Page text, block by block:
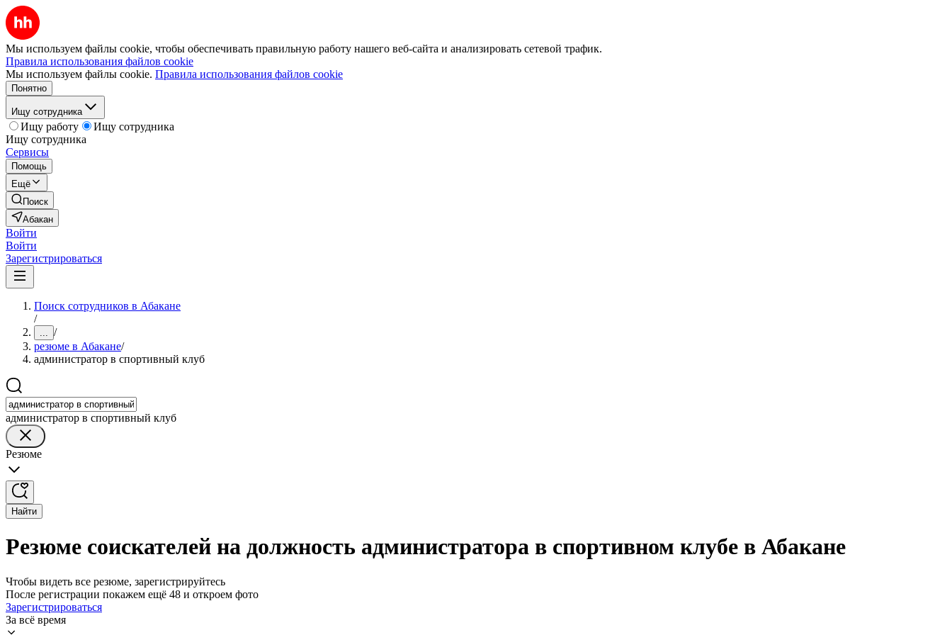
Мы используем файлы cookie, чтобы обеспечивать правильную работу нашего веб-сайта и анализировать сетевой трафик.
Правила использования файлов cookie
Мы используем файлы cookie. Правила использования файлов cookie
Понятно
Ищу сотрудника
Ищу работу
Ищу сотрудника
Ищу сотрудника
Сервисы
Помощь
Ещё
Поиск
Абакан
Войти
Войти
Зарегистрироваться
Поиск сотрудников в Абакане
/
... /
резюме в Абакане/
администратор в спортивный клуб
администратор в спортивный клуб
Резюме
Найти
Резюме соискателей на должность администратора в спортивном клубе в Абакане
Чтобы видеть все резюме, зарегистрируйтесь
После регистрации покажем ещё 48 и откроем фото
Зарегистрироваться
За всё время